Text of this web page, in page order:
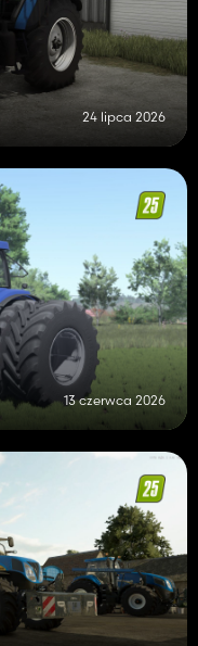
24 lipca 2026
13 czerwca 2026